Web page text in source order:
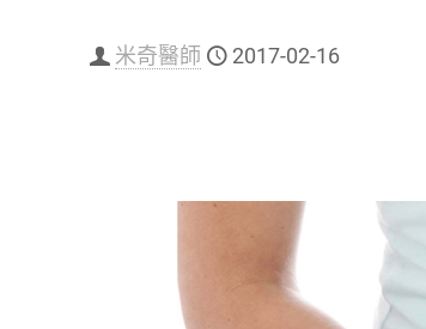
米奇醫師 2017-02-16